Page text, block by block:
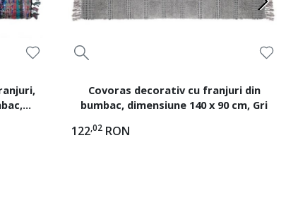
Covoras decorativ cu franjuri din
bumbac, dimensiune 140 x 90 cm, Gri
122,02 RON